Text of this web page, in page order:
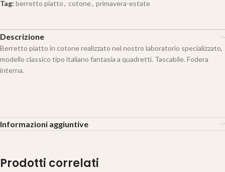
Tag: berretto piatto, cotone, primavera-estate
Descrizione
Berretto piatto in cotone realizzato nel nostro laboratorio specializzato,
modello classico tipo italiano fantasia a quadretti. Tascabile. Fodera
interna.
Informazioni aggiuntive
Prodotti correlati